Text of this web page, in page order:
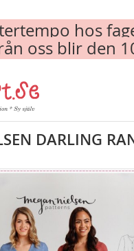
hos
oss blir den
DARLING